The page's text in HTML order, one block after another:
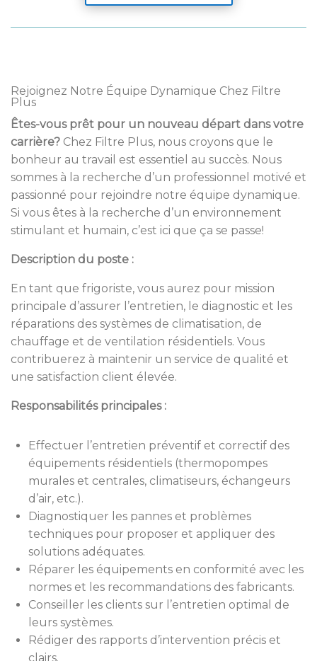
Rejoignez Notre Équipe Dynamique Chez Filtre
Plus
Êtes-vous prêt pour un nouveau départ dans votre
carrière? Chez Filtre Plus, nous croyons que le
bonheur au travail est essentiel au succès. Nous
sommes à la recherche d’un professionnel motivé et
passionné pour rejoindre notre équipe dynamique.
Si vous êtes à la recherche d’un environnement
stimulant et humain, c’est ici que ça se passe!
Description du poste :
En tant que frigoriste, vous aurez pour mission
principale d’assurer l’entretien, le diagnostic et les
réparations des systèmes de climatisation, de
chauffage et de ventilation résidentiels. Vous
contribuerez à maintenir un service de qualité et
une satisfaction client élevée.
Responsabilités principales :
Effectuer l’entretien préventif et correctif des
équipements résidentiels (thermopompes
murales et centrales, climatiseurs, échangeurs
d’air, etc.).
Diagnostiquer les pannes et problèmes
techniques pour proposer et appliquer des
solutions adéquates.
Réparer les équipements en conformité avec les
normes et les recommandations des fabricants.
Conseiller les clients sur l’entretien optimal de
leurs systèmes.
Rédiger des rapports d’intervention précis et
clairs.